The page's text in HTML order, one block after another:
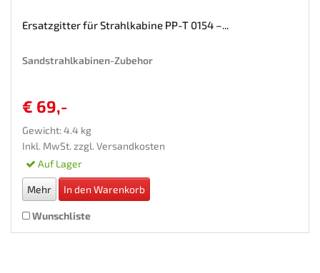
Ersatzgitter für Strahlkabine PP-T 0154 –...
Sandstrahlkabinen-Zubehor
€ 69,-
Gewicht: 4.4 kg
Inkl. MwSt. zzgl. Versandkosten
Auf Lager
Mehr In den Warenkorb
Wunschliste